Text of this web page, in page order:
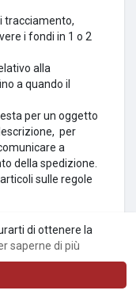
di ottenere la
saperne di più
tracciamento,
i fondi in 1 o 2
alla
a quando il
per un oggetto
per
a
della spedizione.
sulle regole
per gli